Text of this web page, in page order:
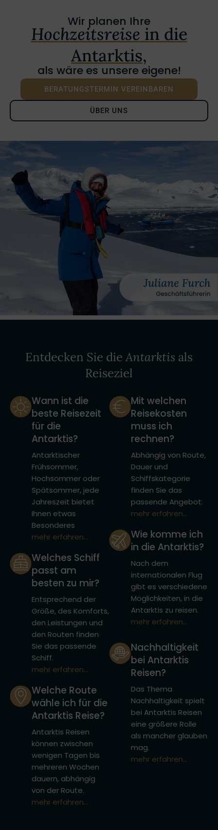
Wir planen Ihre
Hochzeitsreise in die
Antarktis,
als wäre es unsere eigene!
BERATUNGSTERMIN VEREINBAREN
ÜBER UNS
Entdecken Sie die Antarktis als
Reiseziel
Wann ist die
beste Reisezeit
für die
Antarktis?
Antarktischer
Frühsommer,
Hochsommer oder
Spätsommer, jede
Jahreszeit bietet
Ihnen etwas
Besonderes
mehr erfahren...
Welches Schiff
passt am
besten zu mir?
Entsprechend der
Größe, des Komforts,
den Leistungen und
den Routen finden
Sie das passende
Schiff.
mehr erfahren...
Welche Route
wähle ich für die
Antarktis Reise?
Antarktis Reisen
können zwischen
wenigen Tagen bis
mehreren Wochen
dauern, abhängig
von der Route.
mehr erfahren...
Mit welchen
Reisekosten
muss ich
rechnen?
Abhängig von Route,
Dauer und
Schiffskategorie
finden Sie das
passende Angebot.
mehr erfahren...
Wie komme ich
in die Antarktis?
Nach dem
internationalen Flug
gibt es verschiedene
Möglichkeiten, in die
Antarktis zu reisen.
mehr erfahren...
Nachhaltigkeit
bei Antarktis
Reisen?
Das Thema
Nachhaltigkeit spielt
bei Antarktis Reisen
eine größere Rolle
als mancher glauben
mag.
mehr erfahren...